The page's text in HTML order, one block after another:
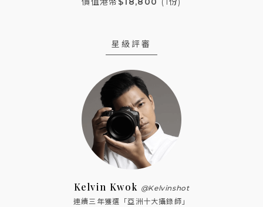
星級評審
Kelvin Kwok @Kelvinshot
連續三年獲選「亞洲十大攝錄師」